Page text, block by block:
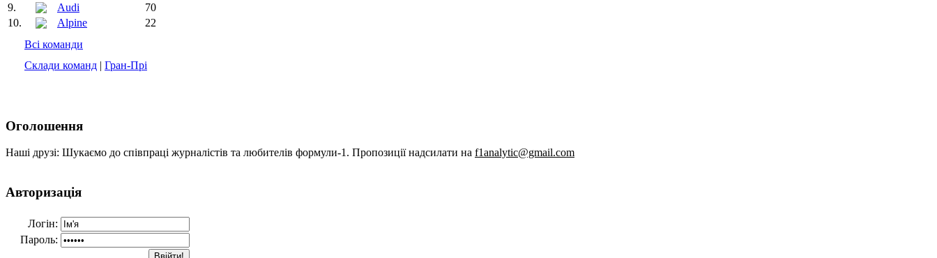
9.
Audi
70
10.
Alpine
22
Всі команди
Склади команд | Гран-Прі
Оголошення
Наші друзі: Шукаємо до співпраці журналістів та любителів формули-1. Пропозиції надсилати на f1analytic@gmail.com
Авторизація
Логін:
Пароль: